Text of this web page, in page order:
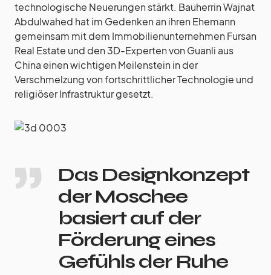
technologische Neuerungen stärkt. Bauherrin Wajnat
Abdulwahed hat im Gedenken an ihren Ehemann
gemeinsam mit dem Immobilienunternehmen Fursan
Real Estate und den 3D-Experten von Guanli aus
China einen wichtigen Meilenstein in der
Verschmelzung von fortschrittlicher Technologie und
religiöser Infrastruktur gesetzt.
Das Designkonzept
der Moschee
basiert auf der
Förderung eines
Gefühls der Ruhe